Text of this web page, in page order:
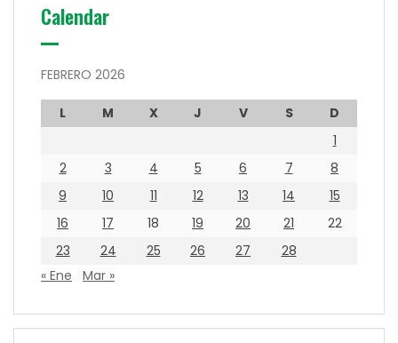
Calendar
FEBRERO 2026
L M X J V S
D
1
2
3 4 5 6 7
8
9
10 11 12 13 14
15
16
17 18 19 20 21
22
23
24 25 26 27
28
« Ene
Mar »